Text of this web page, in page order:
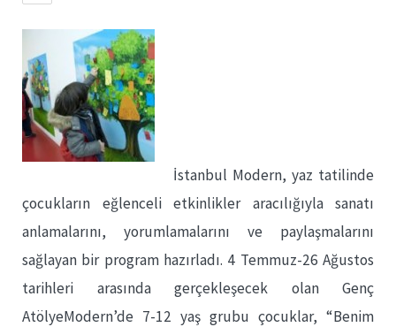
İstanbul Modern, yaz tatilinde
çocukların eğlenceli etkinlikler aracılığıyla sanatı
anlamalarını, yorumlamalarını ve paylaşmalarını
sağlayan bir program hazırladı. 4 Temmuz-26 Ağustos
tarihleri arasında gerçekleşecek olan Genç
AtölyeModern’de 7-12 yaş grubu çocuklar, “Benim